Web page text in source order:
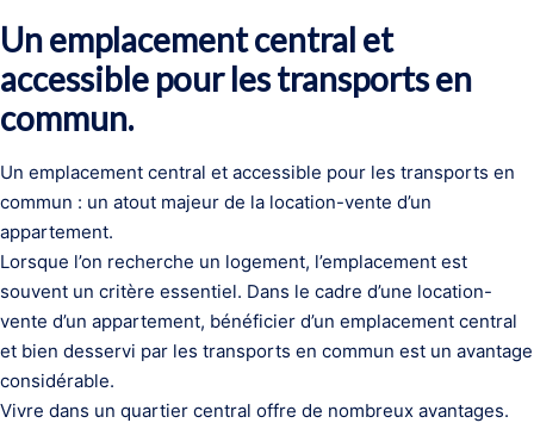
Un emplacement central et
accessible pour les transports en
commun.
Un emplacement central et accessible pour les transports en
commun : un atout majeur de la location-vente d’un
appartement.
Lorsque l’on recherche un logement, l’emplacement est
souvent un critère essentiel. Dans le cadre d’une location-
vente d’un appartement, bénéficier d’un emplacement central
et bien desservi par les transports en commun est un avantage
considérable.
Vivre dans un quartier central offre de nombreux avantages.